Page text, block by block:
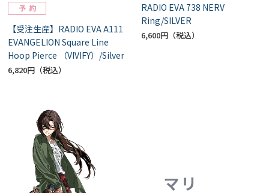
【受注生産】RADIO EVA A111
EVANGELION Square Line
Hoop Pierce （VIVIFY）/Silver
6,820円
RADIO EVA 738 NERV
Ring/SILVER
6,600円